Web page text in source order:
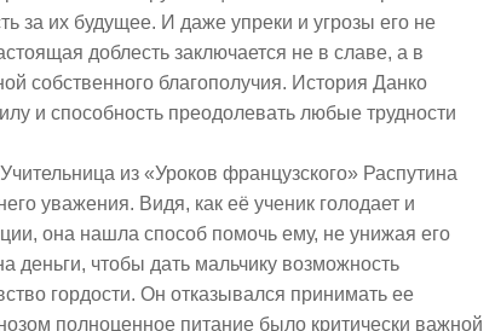
за их будущее. И даже упреки и угрозы его не
доблесть заключается не в славе, а в
собственного благополучия. История Данко
и способность преодолевать любые трудности
из «Уроков французского» Распутина
уважения. Видя, как её ученик голодает и
она нашла способ помочь ему, не унижая его
деньги, чтобы дать мальчику возможность
гордости. Он отказывался принимать ее
полноценное питание было критически важной